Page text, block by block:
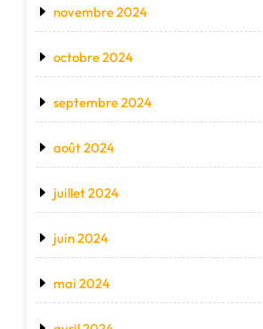
novembre 2024
octobre 2024
septembre 2024
août 2024
juillet 2024
juin 2024
mai 2024